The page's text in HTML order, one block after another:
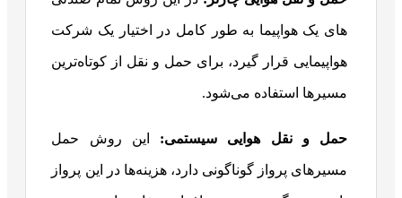
‌های یک هواپیما به طور کامل در اختیار یک شرکت
هواپیمایی قرار گیرد، برای حمل و نقل از کوتاه‌ترین
مسیرها استفاده می‌شود.
حمل و نقل هوایی سیستمی: این روش حمل
مسیرهای پرواز گوناگونی دارد، هزینه‌ها در این پرواز